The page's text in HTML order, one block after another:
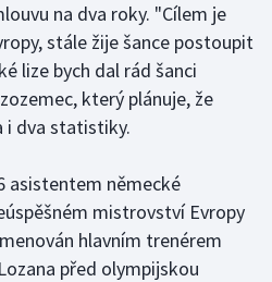
na dva roky. "Cílem je
stále žije šance postoupit
lize bych dal rád šanci
který plánuje, že
i dva statistiky.
asistentem německé
mistrovství Evropy
hlavním trenérem
před olympijskou